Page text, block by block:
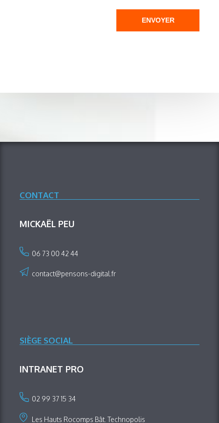
ENVOYER
CONTACT
MICKAËL PEU
06 73 00 42 44
contact@pensons-digital.fr
SIÈGE SOCIAL
INTRANET PRO
02 99 37 15 34
Les Hauts Rocomps Bât. Technopolis